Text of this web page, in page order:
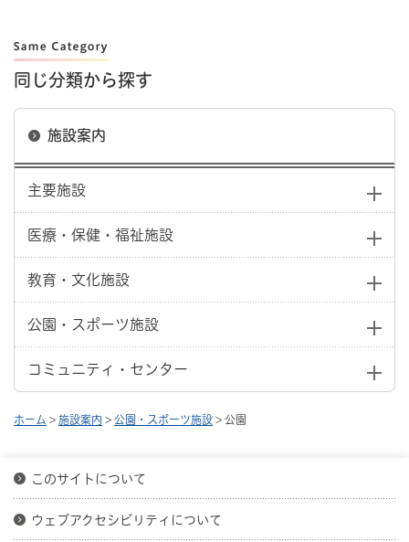
同じ分類から探す
施設案内
主要施設
医療・保健・福祉施設
教育・文化施設
公園・スポーツ施設
コミュニティ・センター
ホーム > 施設案内 > 公園・スポーツ施設 > 公園
このサイトについて
ウェブアクセシビリティについて